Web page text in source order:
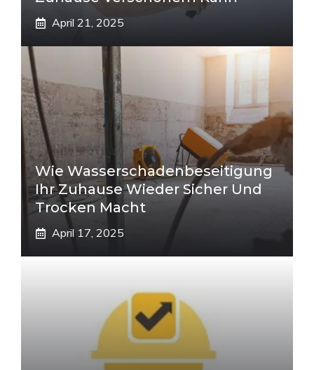
April 21, 2025
Wie Wasserschadenbeseitigung
Ihr Zuhause Wieder Sicher Und
Trocken Macht
April 17, 2025